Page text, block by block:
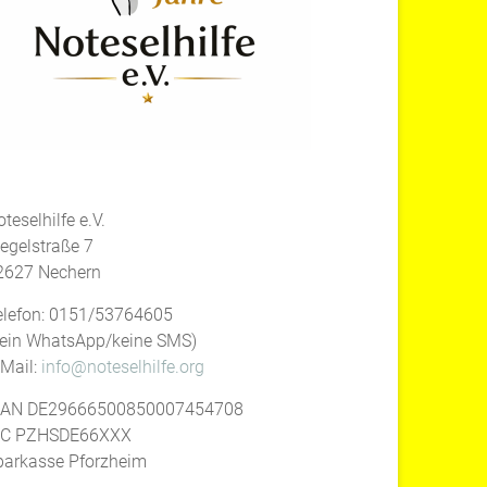
e.V.
7
Nechern
0151/53764605
WhatsApp/keine SMS)
info@noteselhilfe.org
DE29666500850007454708
PZHSDE66XXX
Pforzheim